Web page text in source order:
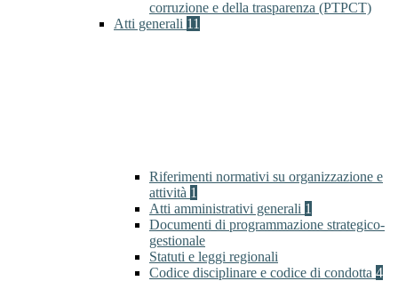
corruzione e della trasparenza (PTPCT)
Atti generali 11
Riferimenti normativi su organizzazione e
attività 1
Atti amministrativi generali 1
Documenti di programmazione strategico-
gestionale
Statuti e leggi regionali
Codice disciplinare e codice di condotta 4